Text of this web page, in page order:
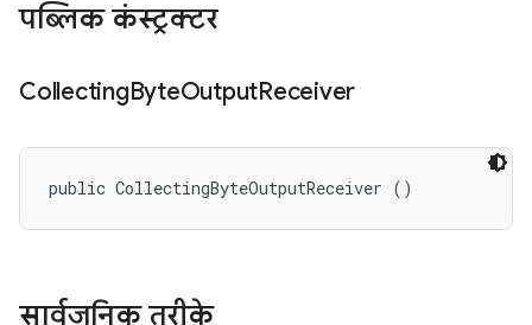
पब्लिक कंस्ट्रक्टर
CollectingByteOutputReceiver
public CollectingByteOutputReceiver ()
सार्वजनिक तरीके